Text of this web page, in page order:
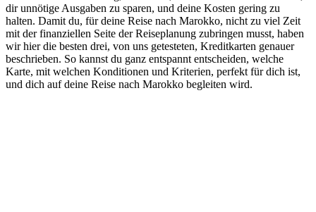
dir unnötige Ausgaben zu sparen, und deine Kosten gering zu
halten. Damit du, für deine Reise nach Marokko, nicht zu viel Zeit
mit der finanziellen Seite der Reiseplanung zubringen musst, haben
wir hier die besten drei, von uns getesteten, Kreditkarten genauer
beschrieben. So kannst du ganz entspannt entscheiden, welche
Karte, mit welchen Konditionen und Kriterien, perfekt für dich ist,
und dich auf deine Reise nach Marokko begleiten wird.